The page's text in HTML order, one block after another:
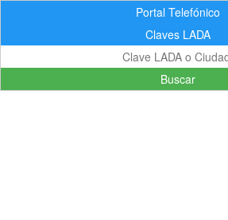
Portal Telefónico
Claves LADA
Buscar